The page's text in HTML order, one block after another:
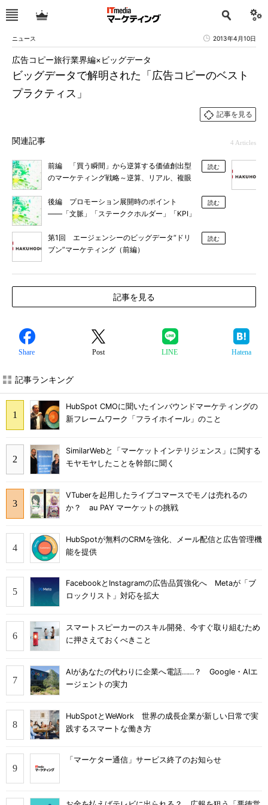
ニュース 2013年4月10日
ビッグデータで解明された「広告コピーのベスト
プラクティス」
広告コピー旅行業界編×ビッグデータ
記事を見る
関連記事 4 Articles
前編 「買う瞬間」から逆算する価値創出型
のマーケティング戦略～逆算、リアル、複眼
読む
後編 プロモーション展開時のポイント
――「文脈」「ステーククホルダー」「KPI」
読む
第1回 エージェンシーのビッグデータ“ドリ
ブン”マーケティング（前編）
読む
記事を見る
Share Post LINE Hatena
記事ランキング
HubSpot CMOに聞いたインバウンドマーケティングの
新フレームワーク「フライホイール」のこと
SimilarWebと「マーケットインテリジェンス」に関する
モヤモヤしたことを幹部に聞く
VTuberを起用したライブコマースでモノは売れるの
か？ au PAY マーケットの挑戦
HubSpotが無料のCRMを強化、メール配信と広告管理機
能を提供
FacebookとInstagramの広告品質強化へ Metaが「ブ
ロックリスト」対応を拡大
スマートスピーカーのスキル開発、今すぐ取り組むため
に押さえておくべきこと
AIがあなたの代わりに企業へ電話……？ Google・AIエ
ージェントの実力
HubSpotとWeWork 世界の成長企業が新しい日常で実
践するスマートな働き方
「マーケター通信」サービス終了のお知らせ